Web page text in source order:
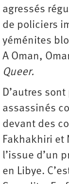
agressés
de policiers
yéménites
A Oman,
Queer.
D’autres
assassinés
devant des
Fakhakhiri et
l’issue d’un
en Libye.